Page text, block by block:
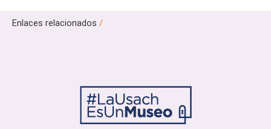
Enlaces relacionados /